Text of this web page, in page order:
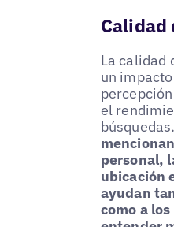
Calidad
La calidad
un
el
búsquedas.
personal,
ubicación
ayudan
como a